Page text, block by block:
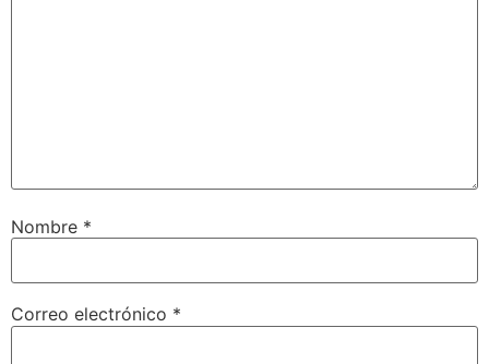
Nombre *
Correo electrónico *